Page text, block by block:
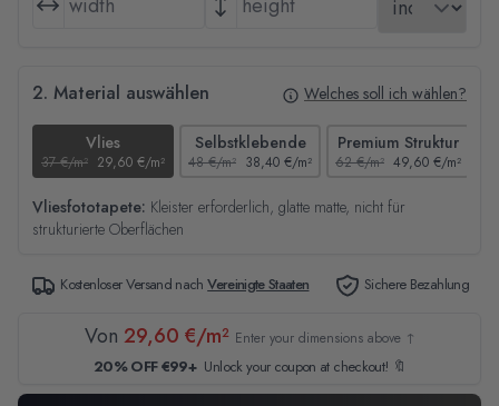
2. Material auswählen Welches soll ich wählen?
Vlies
37 €/m² 29,60 €/m²
Selbstklebende
48 €/m² 38,40 €/m²
Premium Struktur
62 €/m² 49,60 €/m²
Vliesfototapete: Kleister erforderlich, glatte matte, nicht für
strukturierte Oberflächen
Kostenloser Versand nachVereinigte Staaten Sichere Bezahlung
Von 29,60 €/m² Enter your dimensions above ↑
20% OFF €99+ Unlock your coupon at checkout! 🔖